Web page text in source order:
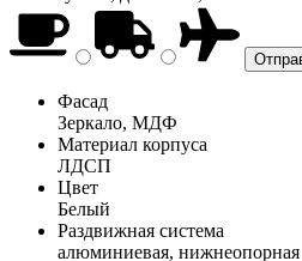
Фасад
Зеркало, МДФ
Материал корпуса
ЛДСП
Цвет
Белый
Раздвижная система
алюминиевая, нижнеопорная